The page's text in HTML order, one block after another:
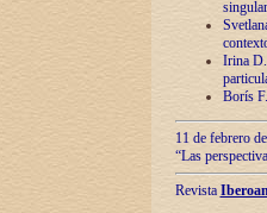
Irina
Borís
11 de febrero
“Las
Revista